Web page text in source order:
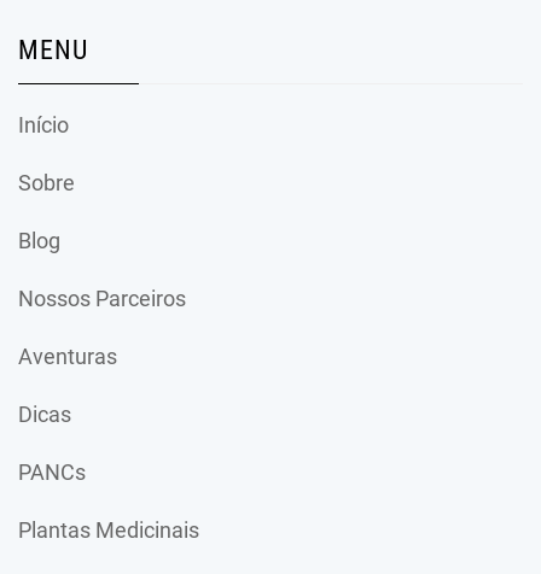
MENU
Início
Sobre
Blog
Nossos Parceiros
Aventuras
Dicas
PANCs
Plantas Medicinais